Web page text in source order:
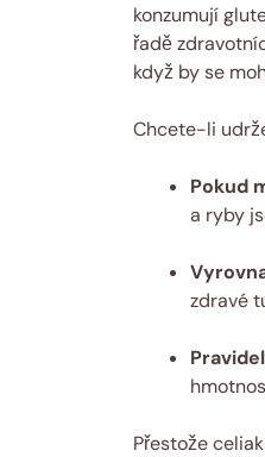
konzumují
řadě
když by se
Chcete-li
Pokud
a ryby
zdravé
Přestože